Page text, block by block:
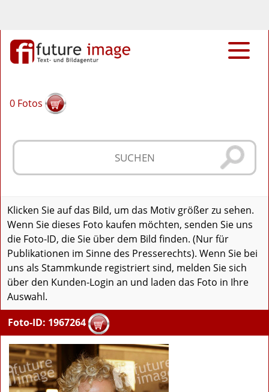
0 Fotos
Klicken Sie auf das Bild, um das Motiv größer zu sehen.
Wenn Sie dieses Foto kaufen möchten, senden Sie uns
die Foto-ID, die Sie über dem Bild finden. (Nur für
Publikationen im Sinne des Presserechts). Wenn Sie bei
uns als Stammkunde registriert sind, melden Sie sich
über den Kunden-Login an und laden das Foto in Ihre
Auswahl.
Foto-ID: 1967264